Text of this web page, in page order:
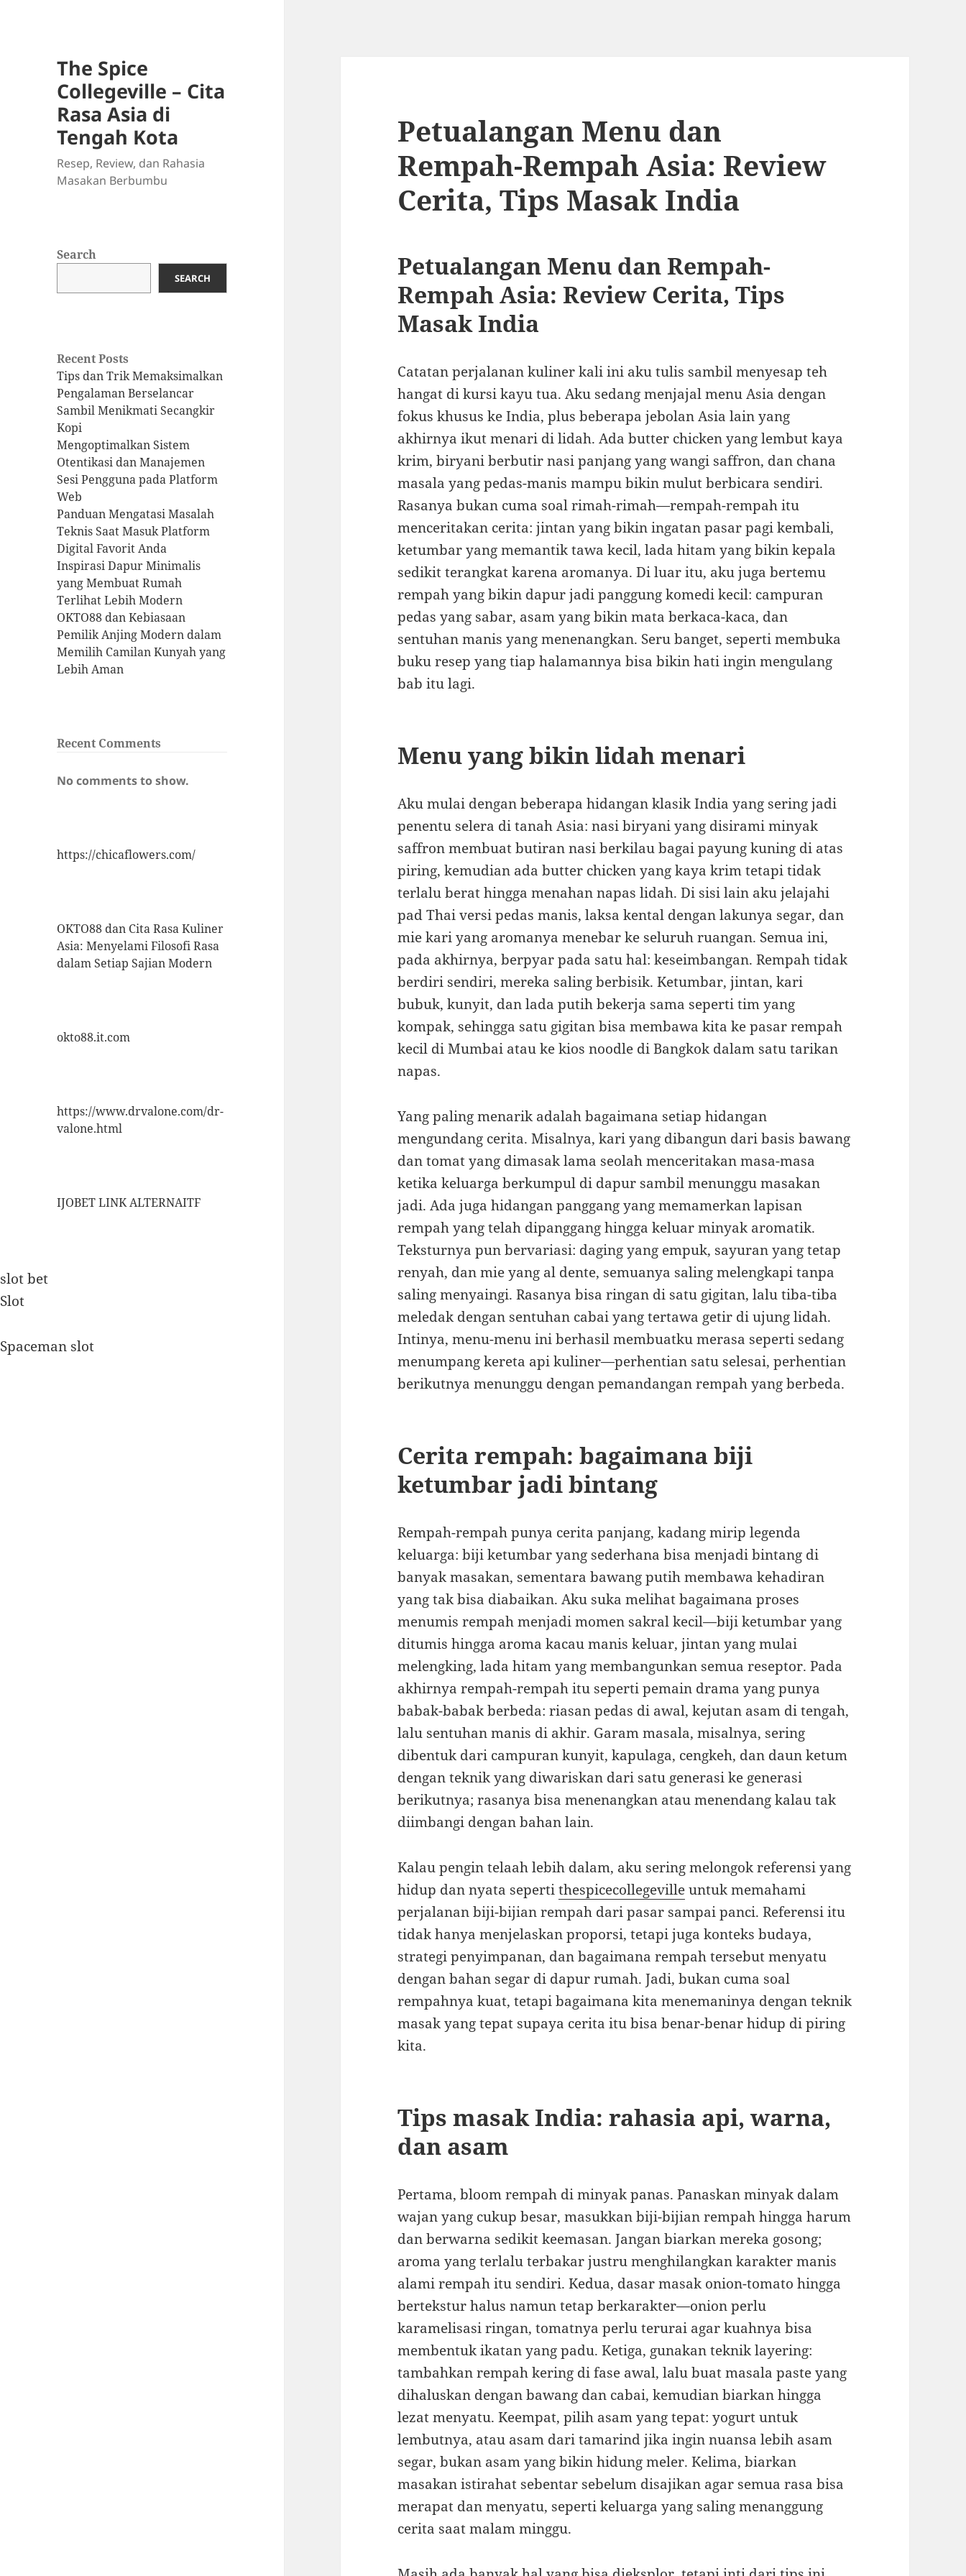
The Spice
Collegeville – Cita
Rasa Asia di
Tengah Kota
Resep, Review, dan Rahasia
Masakan Berbumbu
Search
SEARCH
Recent Posts
Tips dan Trik Memaksimalkan
Pengalaman Berselancar
Sambil Menikmati Secangkir
Kopi
Mengoptimalkan Sistem
Otentikasi dan Manajemen
Sesi Pengguna pada Platform
Web
Panduan Mengatasi Masalah
Teknis Saat Masuk Platform
Digital Favorit Anda
Inspirasi Dapur Minimalis
yang Membuat Rumah
Terlihat Lebih Modern
OKTO88 dan Kebiasaan
Pemilik Anjing Modern dalam
Memilih Camilan Kunyah yang
Lebih Aman
Recent Comments
No comments to show.
https://chicaflowers.com/
OKTO88 dan Cita Rasa Kuliner
Asia: Menyelami Filosofi Rasa
dalam Setiap Sajian Modern
okto88.it.com
https://www.drvalone.com/dr-
valone.html
IJOBET LINK ALTERNAITF
slot bet
Slot
Spaceman slot
Petualangan Menu dan
Rempah-Rempah Asia: Review
Cerita, Tips Masak India
Petualangan Menu dan Rempah-
Rempah Asia: Review Cerita, Tips
Masak India
Catatan perjalanan kuliner kali ini aku tulis sambil menyesap teh
hangat di kursi kayu tua. Aku sedang menjajal menu Asia dengan
fokus khusus ke India, plus beberapa jebolan Asia lain yang
akhirnya ikut menari di lidah. Ada butter chicken yang lembut kaya
krim, biryani berbutir nasi panjang yang wangi saffron, dan chana
masala yang pedas-manis mampu bikin mulut berbicara sendiri.
Rasanya bukan cuma soal rimah-rimah—rempah-rempah itu
menceritakan cerita: jintan yang bikin ingatan pasar pagi kembali,
ketumbar yang memantik tawa kecil, lada hitam yang bikin kepala
sedikit terangkat karena aromanya. Di luar itu, aku juga bertemu
rempah yang bikin dapur jadi panggung komedi kecil: campuran
pedas yang sabar, asam yang bikin mata berkaca-kaca, dan
sentuhan manis yang menenangkan. Seru banget, seperti membuka
buku resep yang tiap halamannya bisa bikin hati ingin mengulang
bab itu lagi.
Menu yang bikin lidah menari
Aku mulai dengan beberapa hidangan klasik India yang sering jadi
penentu selera di tanah Asia: nasi biryani yang disirami minyak
saffron membuat butiran nasi berkilau bagai payung kuning di atas
piring, kemudian ada butter chicken yang kaya krim tetapi tidak
terlalu berat hingga menahan napas lidah. Di sisi lain aku jelajahi
pad Thai versi pedas manis, laksa kental dengan lakunya segar, dan
mie kari yang aromanya menebar ke seluruh ruangan. Semua ini,
pada akhirnya, berpyar pada satu hal: keseimbangan. Rempah tidak
berdiri sendiri, mereka saling berbisik. Ketumbar, jintan, kari
bubuk, kunyit, dan lada putih bekerja sama seperti tim yang
kompak, sehingga satu gigitan bisa membawa kita ke pasar rempah
kecil di Mumbai atau ke kios noodle di Bangkok dalam satu tarikan
napas.
Yang paling menarik adalah bagaimana setiap hidangan
mengundang cerita. Misalnya, kari yang dibangun dari basis bawang
dan tomat yang dimasak lama seolah menceritakan masa-masa
ketika keluarga berkumpul di dapur sambil menunggu masakan
jadi. Ada juga hidangan panggang yang memamerkan lapisan
rempah yang telah dipanggang hingga keluar minyak aromatik.
Teksturnya pun bervariasi: daging yang empuk, sayuran yang tetap
renyah, dan mie yang al dente, semuanya saling melengkapi tanpa
saling menyaingi. Rasanya bisa ringan di satu gigitan, lalu tiba-tiba
meledak dengan sentuhan cabai yang tertawa getir di ujung lidah.
Intinya, menu-menu ini berhasil membuatku merasa seperti sedang
menumpang kereta api kuliner—perhentian satu selesai, perhentian
berikutnya menunggu dengan pemandangan rempah yang berbeda.
Cerita rempah: bagaimana biji
ketumbar jadi bintang
Rempah-rempah punya cerita panjang, kadang mirip legenda
keluarga: biji ketumbar yang sederhana bisa menjadi bintang di
banyak masakan, sementara bawang putih membawa kehadiran
yang tak bisa diabaikan. Aku suka melihat bagaimana proses
menumis rempah menjadi momen sakral kecil—biji ketumbar yang
ditumis hingga aroma kacau manis keluar, jintan yang mulai
melengking, lada hitam yang membangunkan semua reseptor. Pada
akhirnya rempah-rempah itu seperti pemain drama yang punya
babak-babak berbeda: riasan pedas di awal, kejutan asam di tengah,
lalu sentuhan manis di akhir. Garam masala, misalnya, sering
dibentuk dari campuran kunyit, kapulaga, cengkeh, dan daun ketum
dengan teknik yang diwariskan dari satu generasi ke generasi
berikutnya; rasanya bisa menenangkan atau menendang kalau tak
diimbangi dengan bahan lain.
Kalau pengin telaah lebih dalam, aku sering melongok referensi yang
hidup dan nyata sepertithespicecollegevilleuntuk memahami
perjalanan biji-bijian rempah dari pasar sampai panci. Referensi itu
tidak hanya menjelaskan proporsi, tetapi juga konteks budaya,
strategi penyimpanan, dan bagaimana rempah tersebut menyatu
dengan bahan segar di dapur rumah. Jadi, bukan cuma soal
rempahnya kuat, tetapi bagaimana kita menemaninya dengan teknik
masak yang tepat supaya cerita itu bisa benar-benar hidup di piring
kita.
Tips masak India: rahasia api, warna,
dan asam
Pertama, bloom rempah di minyak panas. Panaskan minyak dalam
wajan yang cukup besar, masukkan biji-bijian rempah hingga harum
dan berwarna sedikit keemasan. Jangan biarkan mereka gosong;
aroma yang terlalu terbakar justru menghilangkan karakter manis
alami rempah itu sendiri. Kedua, dasar masak onion-tomato hingga
bertekstur halus namun tetap berkarakter—onion perlu
karamelisasi ringan, tomatnya perlu terurai agar kuahnya bisa
membentuk ikatan yang padu. Ketiga, gunakan teknik layering:
tambahkan rempah kering di fase awal, lalu buat masala paste yang
dihaluskan dengan bawang dan cabai, kemudian biarkan hingga
lezat menyatu. Keempat, pilih asam yang tepat: yogurt untuk
lembutnya, atau asam dari tamarind jika ingin nuansa lebih asam
segar, bukan asam yang bikin hidung meler. Kelima, biarkan
masakan istirahat sebentar sebelum disajikan agar semua rasa bisa
merapat dan menyatu, seperti keluarga yang saling menanggung
cerita saat malam minggu.